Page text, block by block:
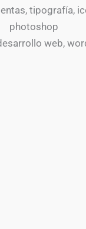
tipografía,
photoshop
web,